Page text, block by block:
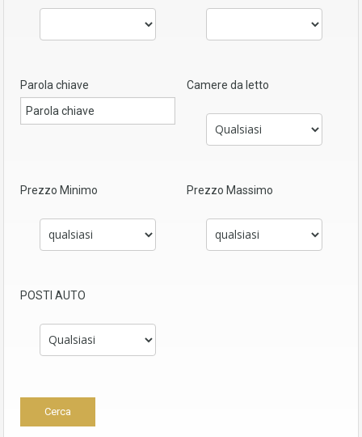
Parola chiave Camere da letto
Prezzo Minimo Prezzo Massimo
POSTI AUTO